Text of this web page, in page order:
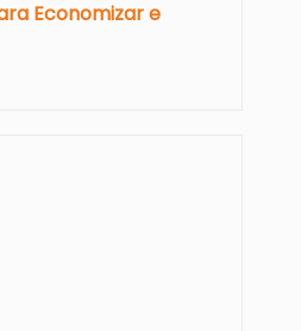
Economizar e